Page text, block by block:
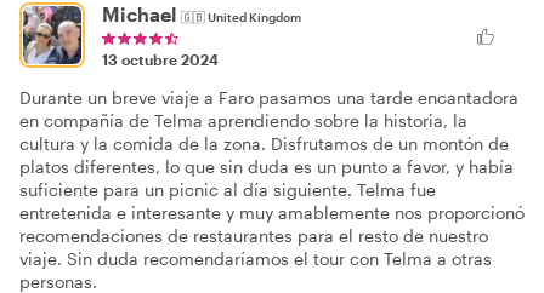
Michael 🇬🇧United Kingdom
13 octubre 2024
Durante un breve viaje a Faro pasamos una tarde encantadora
en compañía de Telma aprendiendo sobre la historia, la
cultura y la comida de la zona. Disfrutamos de un montón de
platos diferentes, lo que sin duda es un punto a favor, y había
suficiente para un picnic al día siguiente. Telma fue
entretenida e interesante y muy amablemente nos proporcionó
recomendaciones de restaurantes para el resto de nuestro
viaje. Sin duda recomendaríamos el tour con Telma a otras
personas.